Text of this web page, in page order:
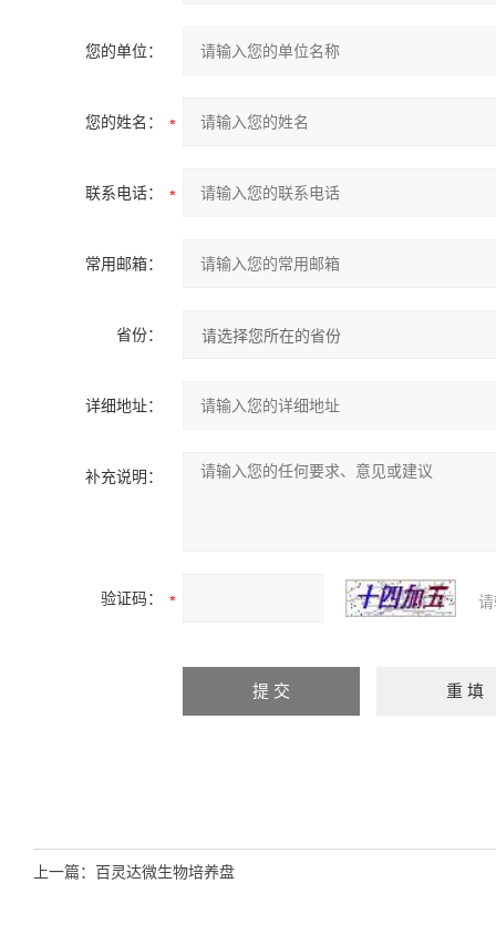
您的单位：
您的姓名：
联系电话：
常用邮箱：
省份：
详细地址：
补充说明：
验证码：
上一篇： 百灵达微生物培养盘